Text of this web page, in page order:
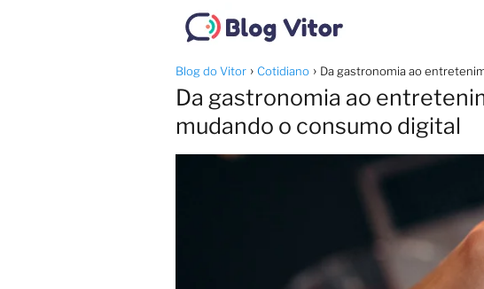
Blog do Vitor Cotidiano Da gastronomia ao
Da gastronomia ao
mudando o consumo digital